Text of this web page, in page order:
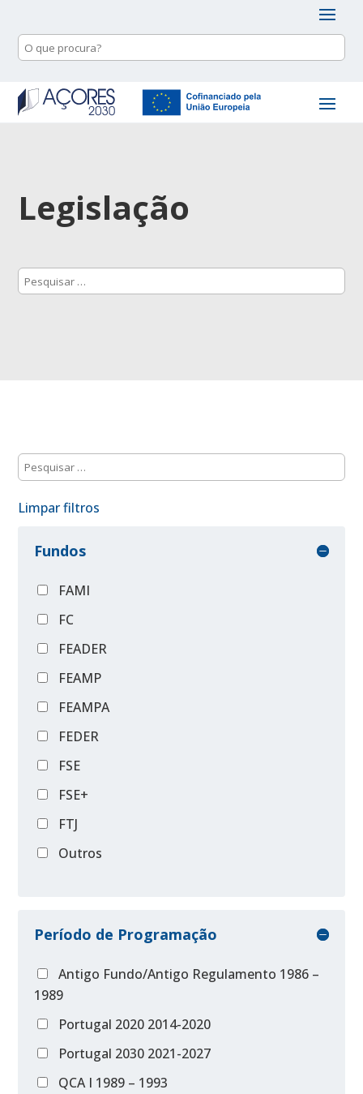
Legislação
Limpar filtros
Fundos
FAMI
FC
FEADER
FEAMP
FEAMPA
FEDER
FSE
FSE+
FTJ
Outros
Período de Programação
Antigo Fundo/Antigo Regulamento 1986 –
1989
Portugal 2020 2014-2020
Portugal 2030 2021-2027
QCA I 1989 – 1993